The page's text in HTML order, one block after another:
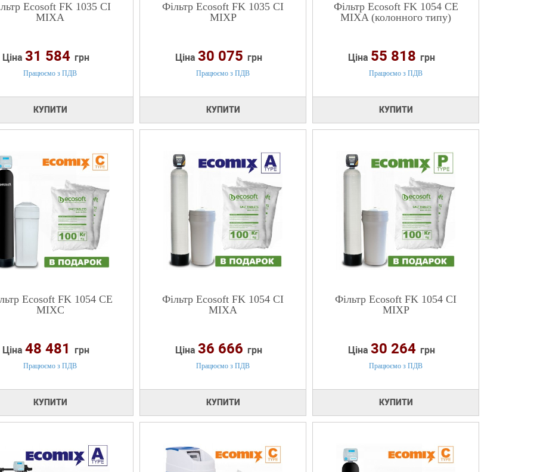
Ecosoft FK 1035 CI
MIXA
Ціна 31 584 грн
Працюємо з ПДВ
КУПИТИ
Фільтр Ecosoft FK 1035 CI
MIXP
Ціна 30 075 грн
Працюємо з ПДВ
КУПИТИ
Фільтр Ecosoft FK 1054 CE
MIXA (колонного типу)
Ціна 55 818 грн
Працюємо з ПДВ
КУПИТИ
Ecosoft FK 1054 CE
MIXC
Ціна 48 481 грн
Працюємо з ПДВ
КУПИТИ
Фільтр Ecosoft FK 1054 CI
MIXA
Ціна 36 666 грн
Працюємо з ПДВ
КУПИТИ
Фільтр Ecosoft FK 1054 CI
MIXP
Ціна 30 264 грн
Працюємо з ПДВ
КУПИТИ